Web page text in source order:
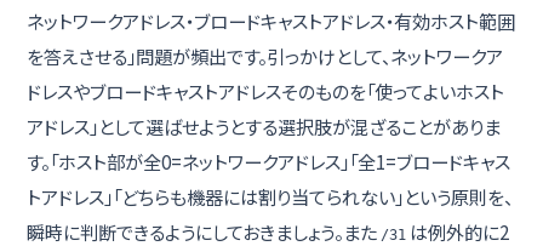
ネットワークアドレス・ブロードキャストアドレス・有効ホスト範囲
を答えさせる」問題が頻出です。引っかけとして、ネットワークア
ドレスやブロードキャストアドレスそのものを「使ってよいホスト
アドレス」として選ばせようとする選択肢が混ざることがありま
す。「ホスト部が全0=ネットワークアドレス」「全1=ブロードキャス
トアドレス」「どちらも機器には割り当てられない」という原則を、
瞬時に判断できるようにしておきましょう。また /31 は例外的に2